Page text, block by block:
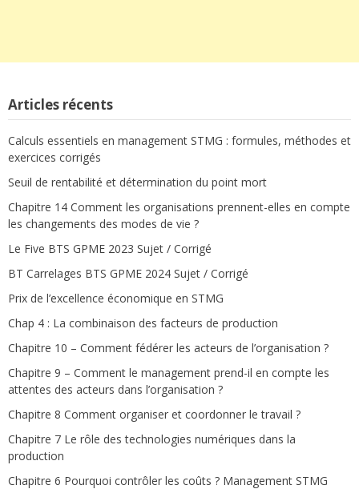
Articles récents
Calculs essentiels en management STMG : formules, méthodes et
exercices corrigés
Seuil de rentabilité et détermination du point mort
Chapitre 14 Comment les organisations prennent-elles en compte
les changements des modes de vie ?
Le Five BTS GPME 2023 Sujet / Corrigé
BT Carrelages BTS GPME 2024 Sujet / Corrigé
Prix de l’excellence économique en STMG
Chap 4 : La combinaison des facteurs de production
Chapitre 10 – Comment fédérer les acteurs de l’organisation ?
Chapitre 9 – Comment le management prend-il en compte les
attentes des acteurs dans l’organisation ?
Chapitre 8 Comment organiser et coordonner le travail ?
Chapitre 7 Le rôle des technologies numériques dans la
production
Chapitre 6 Pourquoi contrôler les coûts ? Management STMG